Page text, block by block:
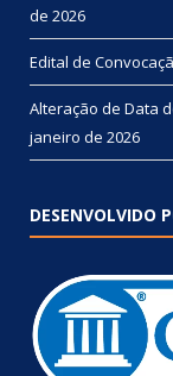
de 2026
Edital de
Alteração de Data
janeiro de 2026
DESENVOLVIDO